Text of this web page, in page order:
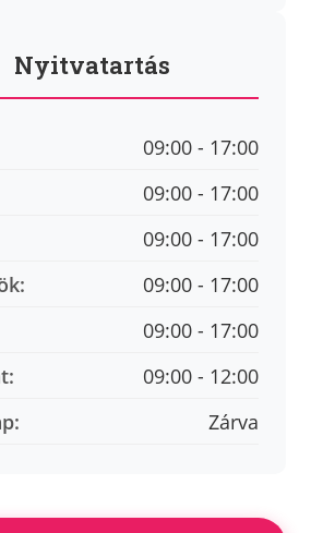
Nyitvatartás
09:00 - 17:00
09:00 - 17:00
09:00 - 17:00
09:00 - 17:00
09:00 - 17:00
09:00 - 12:00
Zárva